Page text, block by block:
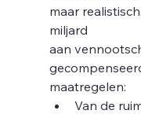
maar
miljard
aan
maatregelen:
Van de